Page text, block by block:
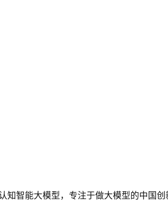
智能大模型，专注于做大模型的中国创